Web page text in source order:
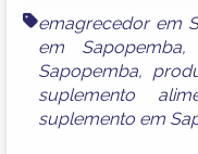
emagrecedor em
em Sapopemba,
Sapopemba,
suplemento
suplemento em